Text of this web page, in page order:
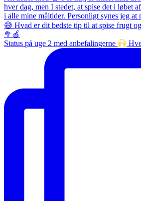
Status på uge 2 med anbefalingerne